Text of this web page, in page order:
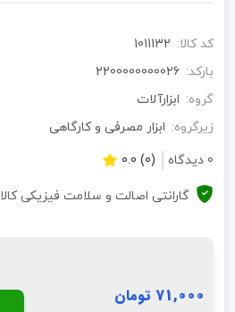
کد کالا: 1011132
بارکد: 2200000000026
گروه: ابزارآلات
زیرگروه: ابزار مصرفی و کارگاهی
0 دیدگاه
(0) 0.0
گارانتی اصالت و سلامت فیزیکی کالا
71,000 تومان